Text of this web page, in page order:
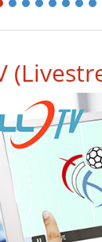
3 4 5 6 7 8 9